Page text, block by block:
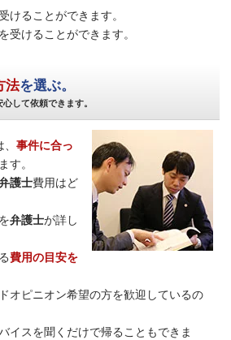
けることができます。
を受けることができます。
法を選ぶ。
して依頼できます。
、事件に合っ
す。
護士費用はど
弁護士が詳し
費用の目安を
オピニオン希望の方を歓迎しているの
イスを聞くだけで帰ることもできま